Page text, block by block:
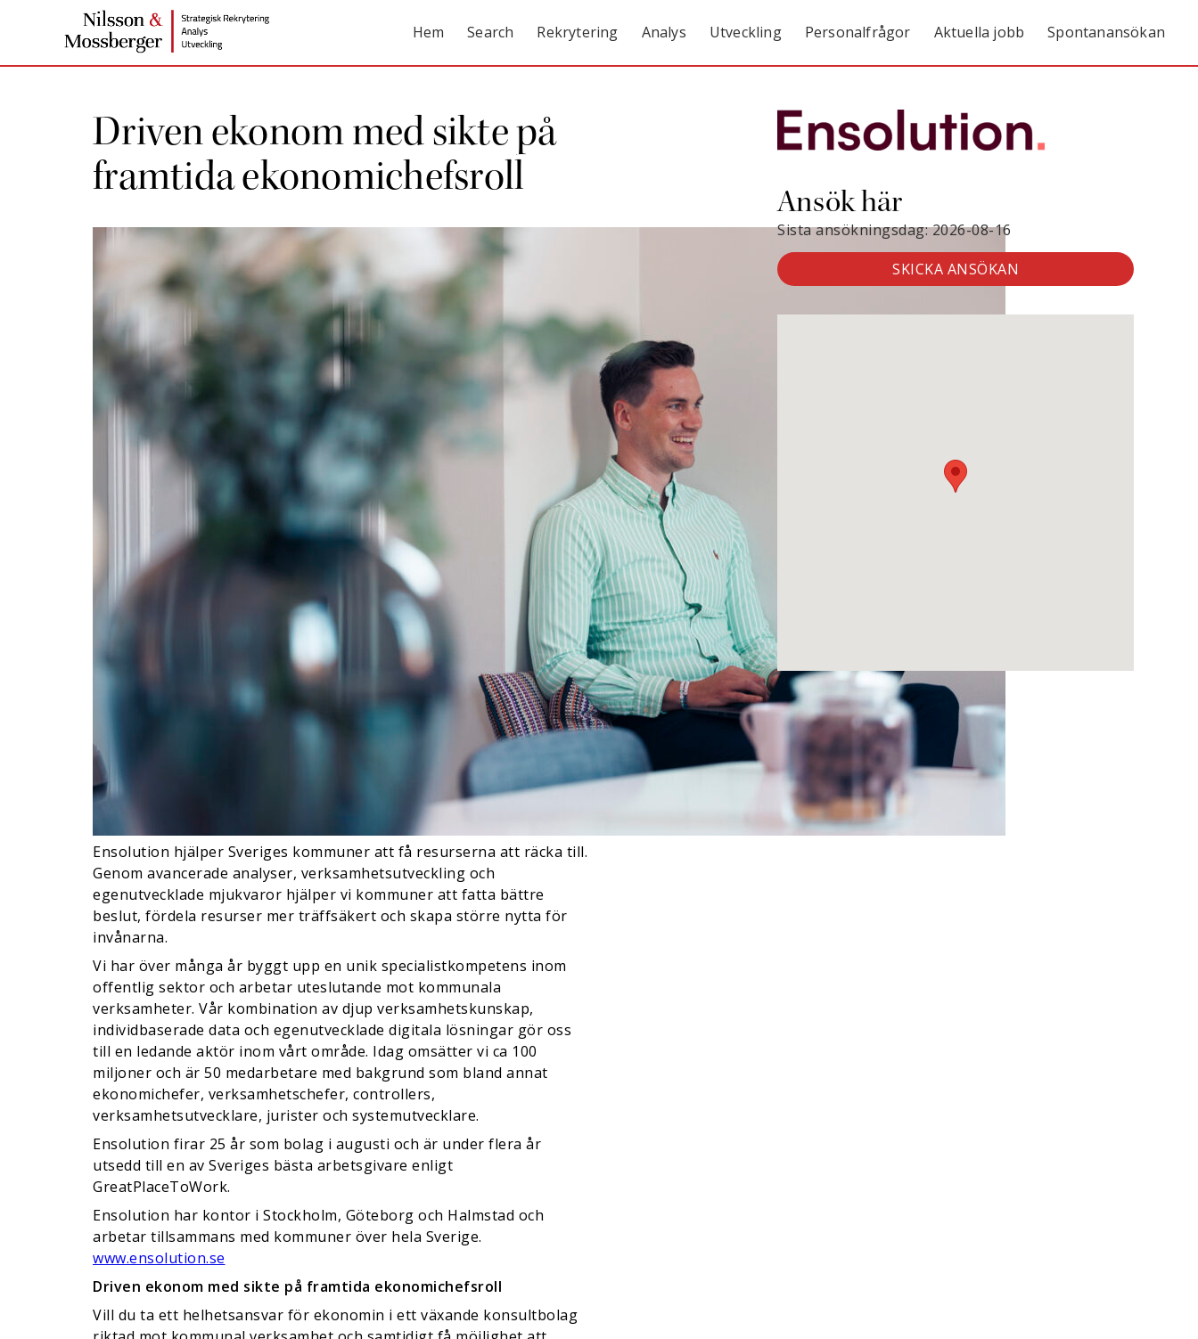
Hem Search Rekrytering Analys Utveckling Personalfrågor Aktuella jobb Spontanansökan
Driven ekonom med sikte på
framtida ekonomichefsroll
Ensolution hjälper Sveriges kommuner att få resurserna att räcka till.
Genom avancerade analyser, verksamhetsutveckling och
egenutvecklade mjukvaror hjälper vi kommuner att fatta bättre
beslut, fördela resurser mer träffsäkert och skapa större nytta för
invånarna.
Vi har över många år byggt upp en unik specialistkompetens inom
offentlig sektor och arbetar uteslutande mot kommunala
verksamheter. Vår kombination av djup verksamhetskunskap,
individbaserade data och egenutvecklade digitala lösningar gör oss
till en ledande aktör inom vårt område. Idag omsätter vi ca 100
miljoner och är 50 medarbetare med bakgrund som bland annat
ekonomichefer, verksamhetschefer, controllers,
verksamhetsutvecklare, jurister och systemutvecklare.
Ensolution firar 25 år som bolag i augusti och är under flera år
utsedd till en av Sveriges bästa arbetsgivare enligt
GreatPlaceToWork.
Ensolution har kontor i Stockholm, Göteborg och Halmstad och
arbetar tillsammans med kommuner över hela Sverige.
www.ensolution.se
Driven ekonom med sikte på framtida ekonomichefsroll
Vill du ta ett helhetsansvar för ekonomin i ett växande konsultbolag
Ansök här
Sista ansökningsdag: 2026-08-16
SKICKA ANSÖKAN